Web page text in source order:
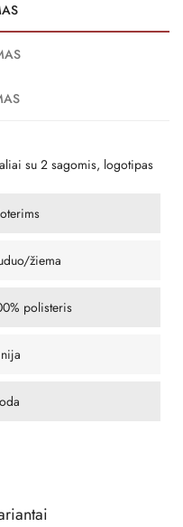
su 2 sagomis, logotipas
žiema
polisteris